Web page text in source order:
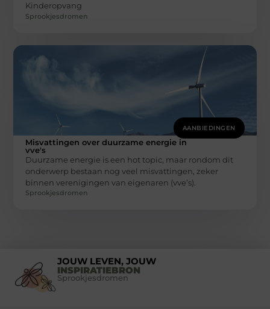
Kinderopvang
Sprookjesdromen
AANBIEDINGEN
Misvattingen over duurzame energie in
vve's
Duurzame energie is een hot topic, maar rondom dit
onderwerp bestaan nog veel misvattingen, zeker
binnen verenigingen van eigenaren (vve’s).
Sprookjesdromen
JOUW LEVEN, JOUW
INSPIRATIEBRON
Sprookjesdromen